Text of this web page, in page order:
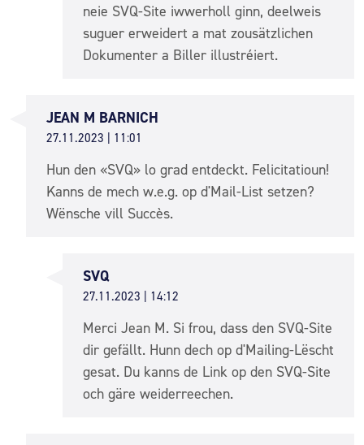
neie SVQ-Site iwwerholl ginn, deelweis
suguer erweidert a mat zousätzlichen
Dokumenter a Biller illustréiert.
JEAN M BARNICH
27.11.2023 | 11:01
Hun den «SVQ» lo grad entdeckt. Felicitatioun!
Kanns de mech w.e.g. op d'Mail-List setzen?
Wënsche vill Succès.
SVQ
27.11.2023 | 14:12
Merci Jean M. Si frou, dass den SVQ-Site
dir gefällt. Hunn dech op d'Mailing-Lëscht
gesat. Du kanns de Link op den SVQ-Site
och gäre weiderreechen.